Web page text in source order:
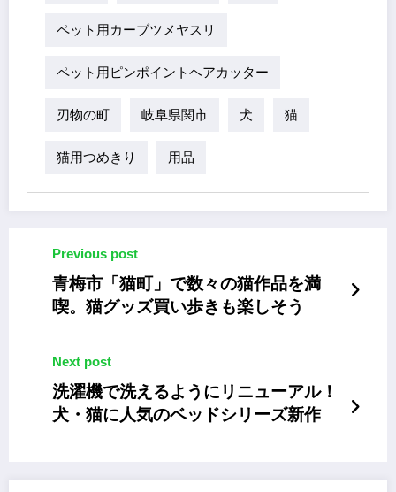
ペット用カーブツメヤスリ
ペット用ピンポイントヘアカッター
刃物の町 岐阜県関市 犬 猫
猫用つめきり 用品
Previous post
青梅市「猫町」で数々の猫作品を満
喫。猫グッズ買い歩きも楽しそう
Next post
洗濯機で洗えるようにリニューアル！
犬・猫に人気のベッドシリーズ新作